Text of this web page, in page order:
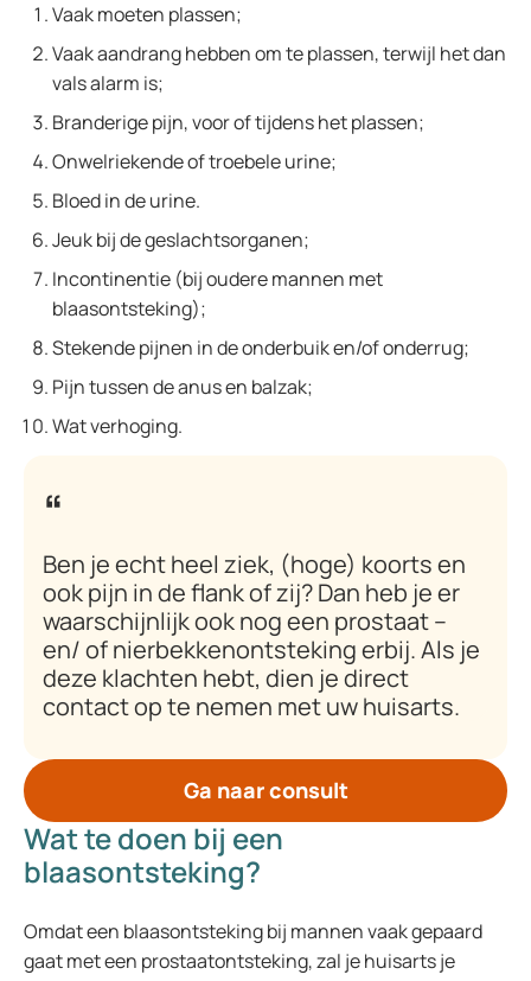
Vaak moeten plassen;
Vaak aandrang hebben om te plassen, terwijl het dan
vals alarm is;
Branderige pijn, voor of tijdens het plassen;
Onwelriekende of troebele urine;
Bloed in de urine.
Jeuk bij de geslachtsorganen;
Incontinentie (bij oudere mannen met
blaasontsteking);
Stekende pijnen in de onderbuik en/of onderrug;
Pijn tussen de anus en balzak;
Wat verhoging.
Ben je echt heel ziek, (hoge) koorts en
ook pijn in de flank of zij? Dan heb je er
waarschijnlijk ook nog een prostaat –
en/ of nierbekkenontsteking erbij. Als je
deze klachten hebt, dien je direct
contact op te nemen met uw huisarts.
Ga naar consult
Wat te doen bij een
blaasontsteking?
Omdat een blaasontsteking bij mannen vaak gepaard
gaat met een prostaatontsteking, zal je huisarts je